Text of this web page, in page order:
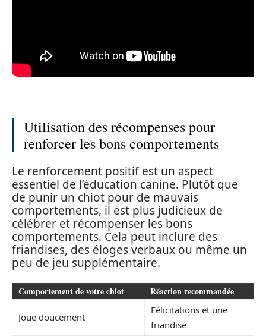
Utilisation des récompenses pour
renforcer les bons comportements
Le renforcement positif est un aspect
essentiel de l’éducation canine. Plutôt que
de punir un chiot pour de mauvais
comportements, il est plus judicieux de
célébrer et récompenser les bons
comportements. Cela peut inclure des
friandises, des éloges verbaux ou même un
peu de jeu supplémentaire.
Comportement de votre chiot Réaction recommandée
Joue doucement
Félicitations et une
friandise